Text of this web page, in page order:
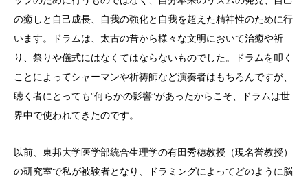
の癒しと自己成長、自我の強化と自我を超えた精神性のために行
います。ドラムは、太古の昔から様々な文明において治癒や祈
り、祭りや儀式にはなくてはならないものでした。ドラムを叩く
ことによってシャーマンや祈祷師など演奏者はもちろんですが、
聴く者にとっても”何らかの影響”があったからこそ、ドラムは世
界中で使われてきたのです。
以前、東邦大学医学部統合生理学の有田秀穂教授（現名誉教授）
の研究室で私が被験者となり、ドラミングによってどのように脳